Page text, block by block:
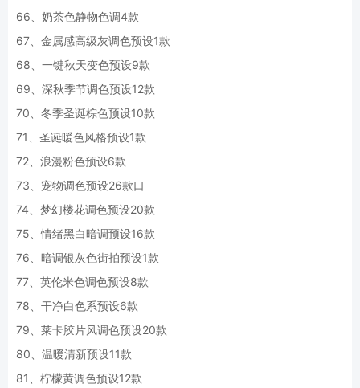
66、奶茶色静物色调4款
67、金属感高级灰调色预设1款
68、一键秋天变色预设9款
69、深秋季节调色预设12款
70、冬季圣诞棕色预设10款
71、圣诞暖色风格预设1款
72、浪漫粉色预设6款
73、宠物调色预设26款口
74、梦幻楼花调色预设20款
75、情绪黑白暗调预设16款
76、暗调银灰色街拍预设1款
77、英伦米色调色预设8款
78、干净白色系预设6款
79、莱卡胶片风调色预设20款
80、温暖清新预设11款
81、柠檬黄调色预设12款